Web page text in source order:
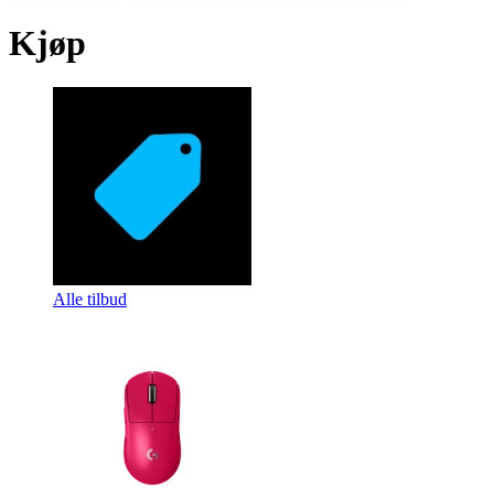
Kjøp
Alle tilbud